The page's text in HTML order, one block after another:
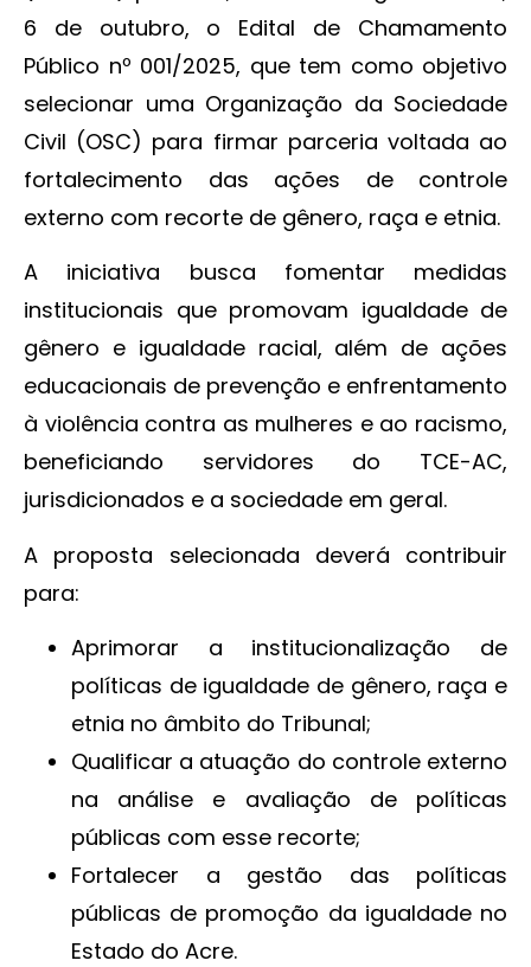
6 de outubro, o Edital de Chamamento
Público nº 001/2025, que tem como objetivo
selecionar uma Organização da Sociedade
Civil (OSC) para firmar parceria voltada ao
fortalecimento das ações de controle
externo com recorte de gênero, raça e etnia.
A iniciativa busca fomentar medidas
institucionais que promovam igualdade de
gênero e igualdade racial, além de ações
educacionais de prevenção e enfrentamento
à violência contra as mulheres e ao racismo,
beneficiando servidores do TCE-AC,
jurisdicionados e a sociedade em geral.
A proposta selecionada deverá contribuir
para:
Aprimorar a institucionalização de
políticas de igualdade de gênero, raça e
etnia no âmbito do Tribunal;
Qualificar a atuação do controle externo
na análise e avaliação de políticas
públicas com esse recorte;
Fortalecer a gestão das políticas
públicas de promoção da igualdade no
Estado do Acre.